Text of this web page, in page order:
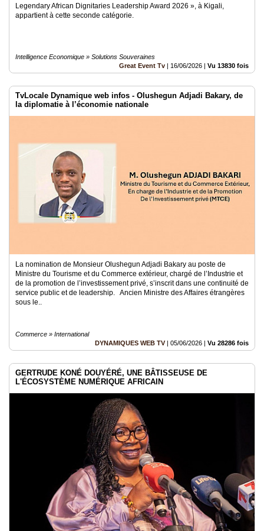
Legendary African Dignitaries Leadership Award 2026 », à Kigali,
appartient à cette seconde catégorie.
Intelligence Economique » Solutions Souveraines
Great Event Tv | 16/06/2026 | Vu 13830 fois
TvLocale Dynamique web infos - Olushegun Adjadi Bakary, de
la diplomatie à l’économie nationale
La nomination de Monsieur Olushegun Adjadi Bakary au poste de
Ministre du Tourisme et du Commerce extérieur, chargé de l’Industrie et
de la promotion de l’investissement privé, s’inscrit dans une continuité de
service public et de leadership. Ancien Ministre des Affaires étrangères
sous le..
Commerce » International
DYNAMIQUES WEB TV | 05/06/2026 | Vu 28286 fois
GERTRUDE KONÉ DOUYÉRÉ, UNE BÂTISSEUSE DE
L'ÉCOSYSTÈME NUMÉRIQUE AFRICAIN